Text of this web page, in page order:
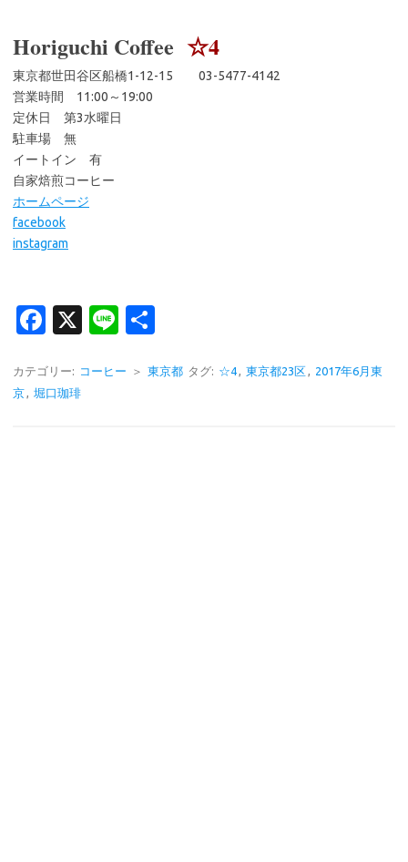
Horiguchi Coffee ☆4
東京都世田谷区船橋1-12-15 03-5477-4142
営業時間 11:00～19:00
定休日 第3水曜日
駐車場 無
イートイン 有
自家焙煎コーヒー
ホームページ
facebook
instagram
Fa
e
b
X
Li
e
カテゴリー: コーヒー ＞ 東京都 タグ: ☆4, 東京都23区, 2017年6月東
京, 堀口珈琲